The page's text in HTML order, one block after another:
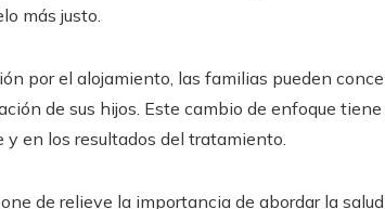
más justo.
por el alojamiento, las familias pueden
de sus hijos. Este cambio de enfoque
en los resultados del tratamiento.
de relieve la importancia de abordar la